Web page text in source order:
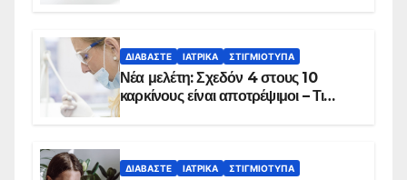
ΔΙΑΒΆΣΤΕ ΙΑΤΡΙΚΆ ΣΤΙΓΜΙΌΤΥΠΑ
Νέα μελέτη: Σχεδόν 4 στους 10
καρκίνους είναι αποτρέψιμοι – Τι
ΔΙΑΒΆΣΤΕ ΙΑΤΡΙΚΆ ΣΤΙΓΜΙΌΤΥΠΑ